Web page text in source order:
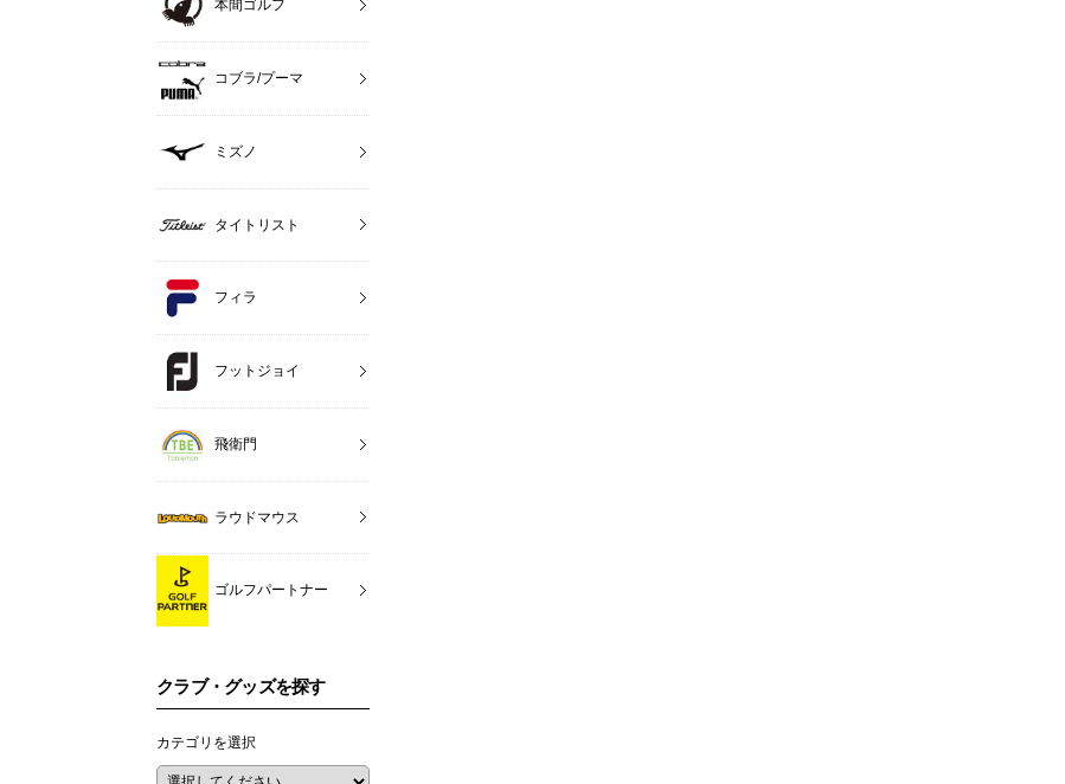
本間ゴルフ
コブラ/プーマ
ミズノ
タイトリスト
フィラ
フットジョイ
飛衛門
ラウドマウス
ゴルフパートナー
クラブ・グッズを探す
カテゴリを選択